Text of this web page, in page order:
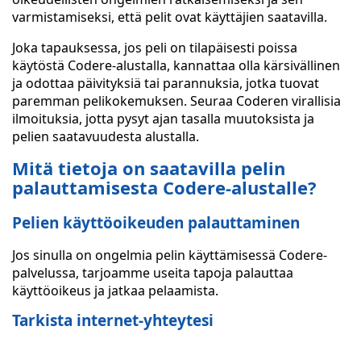
varmistamiseksi, että pelit ovat käyttäjien saatavilla.
Joka tapauksessa, jos peli on tilapäisesti poissa
käytöstä Codere-alustalla, kannattaa olla kärsivällinen
ja odottaa päivityksiä tai parannuksia, jotka tuovat
paremman pelikokemuksen. Seuraa Coderen virallisia
ilmoituksia, jotta pysyt ajan tasalla muutoksista ja
pelien saatavuudesta alustalla.
Mitä tietoja on saatavilla pelin
palauttamisesta Codere-alustalle?
Pelien käyttöoikeuden palauttaminen
Jos sinulla on ongelmia pelin käyttämisessä Codere-
palvelussa, tarjoamme useita tapoja palauttaa
käyttöoikeus ja jatkaa pelaamista.
Tarkista internet-yhteytesi